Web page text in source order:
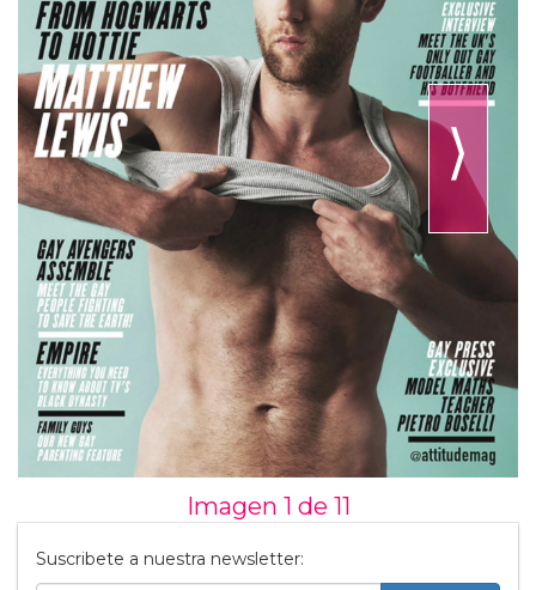
⟩
Imagen 1 de 11
Suscribete a nuestra newsletter: